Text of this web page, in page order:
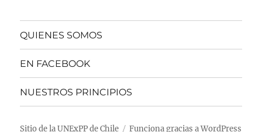
QUIENES SOMOS
EN FACEBOOK
NUESTROS PRINCIPIOS
Sitio de la UNExPP de Chile Funciona gracias a WordPress